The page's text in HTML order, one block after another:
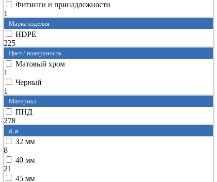
Фитинги и принадлежности
1
Марка изделия
HDPE
225
Цвет / поверхность
Матовый хром
1
Черный
1
Материал
ПНД
278
d, ø
32 мм
8
40 мм
21
45 мм